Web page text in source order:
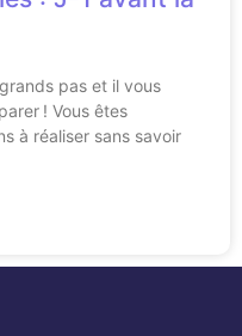
pas et il vous
! Vous êtes
à réaliser sans savoir